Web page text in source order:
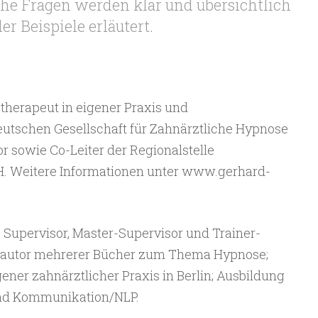
Fragen werden klar und übersichtlich
Beispiele erläutert.
in eigener Praxis und
Gesellschaft für Zahnärztliche Hypnose
sowie Co-Leiter der Regionalstelle
Weitere Informationen unter www.gerhard-
Supervisor, Master-Supervisor und Trainer-
mehrerer Bücher zum Thema Hypnose;
zahnärztlicher Praxis in Berlin; Ausbildung
Kommunikation/NLP.